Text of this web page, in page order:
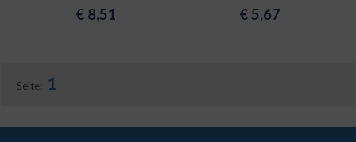
€ 8,51 €5,67
Seite: 1